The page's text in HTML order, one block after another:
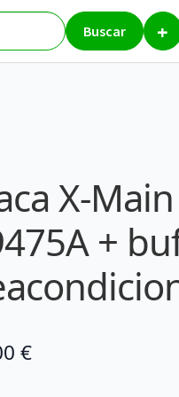
Buscar +
– Reacondicionada
X-
+
€